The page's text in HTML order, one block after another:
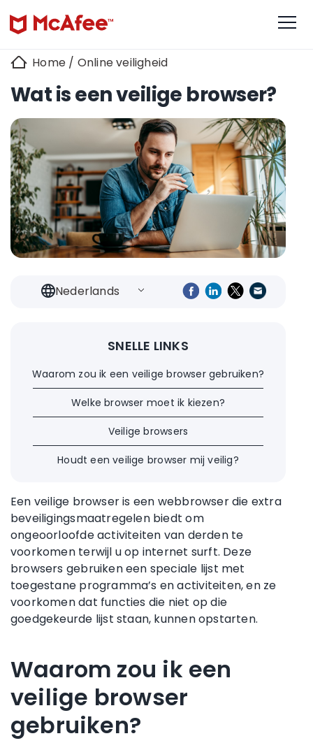
Home / Online veiligheid
Wat is een veilige browser?
Nederlands
SNELLE LINKS
Waarom zou ik een veilige browser gebruiken?
Welke browser moet ik kiezen?
Veilige browsers
Houdt een veilige browser mij veilig?
Een veilige browser is een webbrowser die extra
beveiligingsmaatregelen biedt om
ongeoorloofde activiteiten van derden te
voorkomen terwijl u op internet surft. Deze
browsers gebruiken een speciale lijst met
toegestane programma’s en activiteiten, en ze
voorkomen dat functies die niet op die
goedgekeurde lijst staan, kunnen opstarten.
Waarom zou ik een
veilige browser
gebruiken?